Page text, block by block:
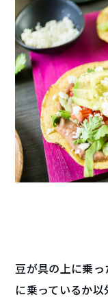
豆が具の上に乗っ
に乗っているか